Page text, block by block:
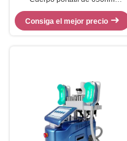
Cryolipolysis que adelgaza la
máquina gorda congelando 6 In1
Consiga el mejor precio